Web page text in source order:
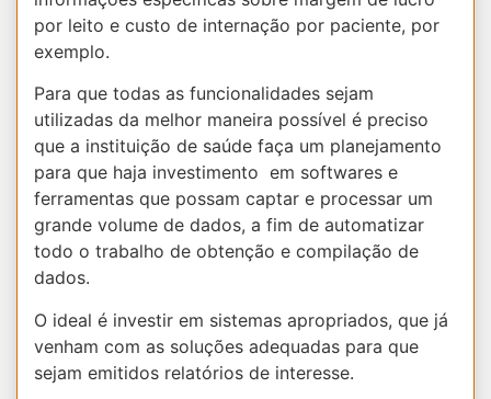
por leito e custo de internação por paciente, por
exemplo.
Para que todas as funcionalidades sejam
utilizadas da melhor maneira possível é preciso
que a instituição de saúde faça um planejamento
para que haja investimento em softwares e
ferramentas que possam captar e processar um
grande volume de dados, a fim de automatizar
todo o trabalho de obtenção e compilação de
dados.
O ideal é investir em sistemas apropriados, que já
venham com as soluções adequadas para que
sejam emitidos relatórios de interesse.